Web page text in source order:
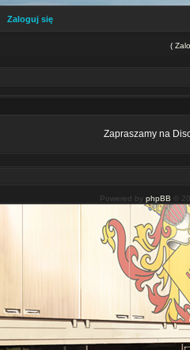
Zaloguj się
(
Zapraszamy na
Powered by phpBB ©